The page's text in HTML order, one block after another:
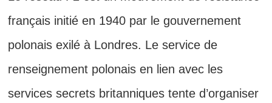
français initié en 1940 par le gouvernement
polonais exilé à Londres. Le service de
renseignement polonais en lien avec les
services secrets britanniques tente d’organiser